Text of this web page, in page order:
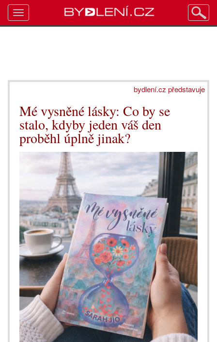
bydlení.cz představuje
Mé vysněné lásky: Co by se
stalo, kdyby jeden váš den
proběhl úplně jinak?
Toggle
navigation